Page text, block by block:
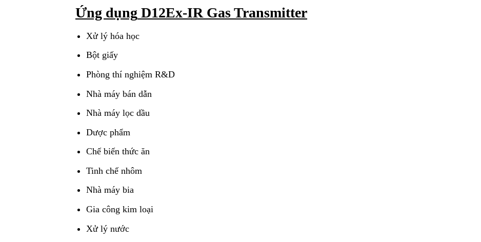
Ứng dụng D12Ex-IR Gas Transmitter
Xử lý hóa học
Bột giấy
Phòng thí nghiệm R&D
Nhà máy bán dẫn
Nhà máy lọc dầu
Dược phẩm
Chế biến thức ăn
Tinh chế nhôm
Nhà máy bia
Gia công kim loại
Xử lý nước